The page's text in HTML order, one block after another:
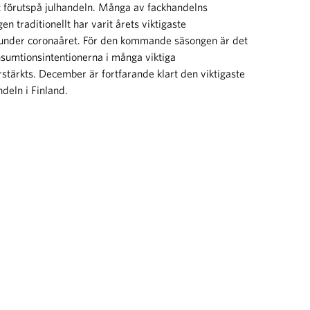
julhandeln. Många av fackhandelns
traditionellt har varit årets viktigaste
coronaåret. För den kommande säsongen är det
i många viktiga
December är fortfarande klart den viktigaste
i Finland.